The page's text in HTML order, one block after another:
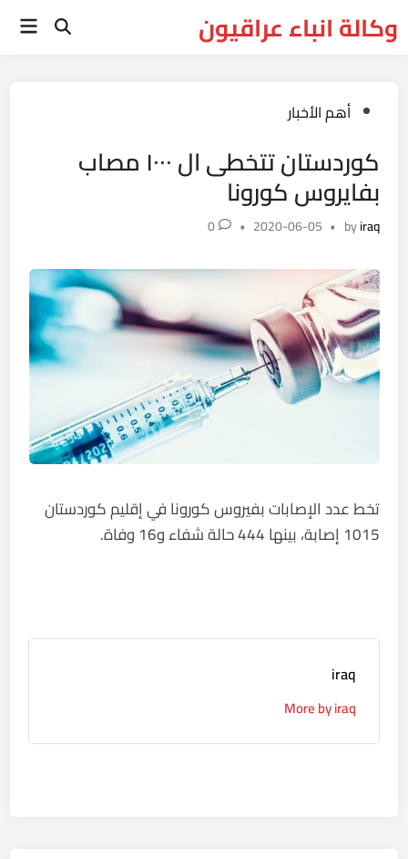
toوكالة انباء عراقيون Open
Postedأهم الأخبار
كوردستان تتخطى ال ١٠٠٠ مصاب
بفايروس كورونا
byiraq
•
2020-06-05
•
0
تخط عدد الإصابات بفيروس كورونا في إقليم كوردستان
1015 إصابة، بينها 444 حالة شفاء و16 وفاة.
iraq
More by iraq